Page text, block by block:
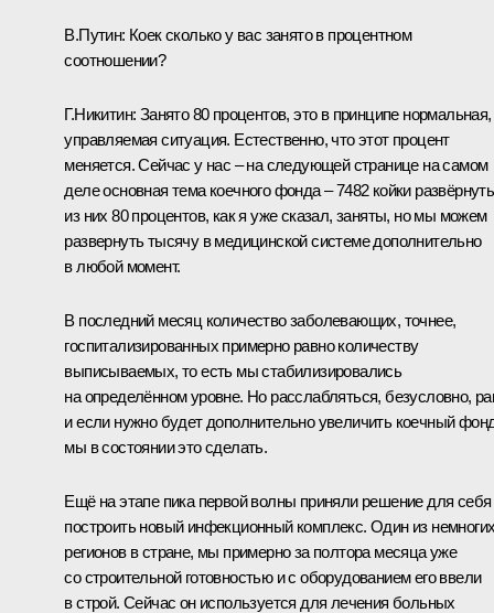
В.Путин: Коек сколько у вас занято в процентном
соотношении?
Г.Никитин: Занято 80 процентов, это в принципе нормальная,
управляемая ситуация. Естественно, что этот процент
меняется. Сейчас у нас – на следующей странице на самом
деле основная тема коечного фонда – 7482 койки
из них 80 процентов, как я уже сказал, заняты, но мы можем
развернуть тысячу в медицинской системе дополнительно
в любой момент.
В последний месяц количество заболевающих, точнее,
госпитализированных примерно равно количеству
выписываемых, то есть мы стабилизировались
на определённом уровне. Но расслабляться, безусловно,
и если нужно будет дополнительно увеличить коечный
мы в состоянии это сделать.
Ещё на этапе пика первой волны приняли решение для себя
построить новый инфекционный комплекс. Один из
регионов в стране, мы примерно за полтора месяца уже
со строительной готовностью и с оборудованием его ввели
в строй. Сейчас он используется для лечения больных